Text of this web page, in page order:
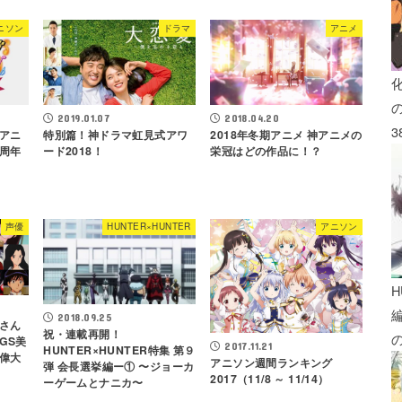
ソン
ニ
年
ドラマ
2019.01.07
特別篇！神ドラマ虹見式アワ
ード2018！
アニメ
2018.04.20
2018年冬期アニメ 神アニメの
栄冠はどの作品に！？
声優
ん
美
大
HUNTER×HUNTER
2018.09.25
祝・連載再開！
HUNTER×HUNTER特集 第９
弾 会長選挙編ー① 〜ジョーカ
ーゲームとナニカ〜
アニソン
2017.11.21
アニソン週間ランキング
2017（11/8 ～ 11/14）